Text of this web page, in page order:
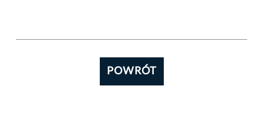
POWRÓT